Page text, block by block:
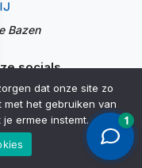
Bazen
socials
dat onze site zo
met het gebruiken van
ermee instemt.